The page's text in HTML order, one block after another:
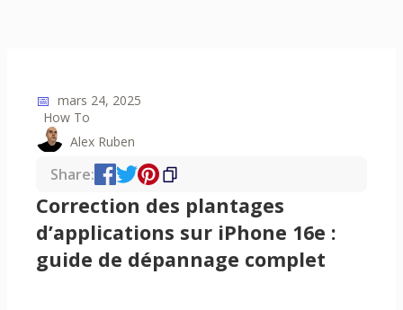
📅 mars 24, 2025
How To
Alex Ruben
Share:
Correction des plantages
d’applications sur iPhone 16e :
guide de dépannage complet